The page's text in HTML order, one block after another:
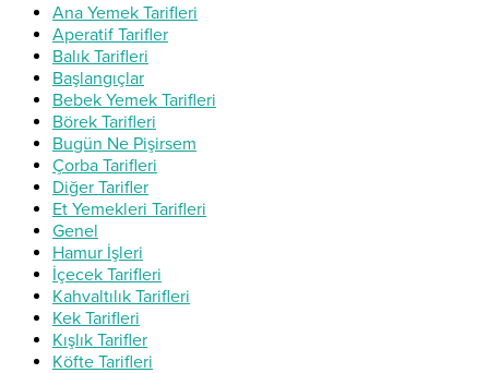
Ana Yemek Tarifleri
Aperatif Tarifler
Balık Tarifleri
Başlangıçlar
Bebek Yemek Tarifleri
Börek Tarifleri
Bugün Ne Pişirsem
Çorba Tarifleri
Diğer Tarifler
Et Yemekleri Tarifleri
Genel
Hamur İşleri
İçecek Tarifleri
Kahvaltılık Tarifleri
Kek Tarifleri
Kışlık Tarifler
Köfte Tarifleri